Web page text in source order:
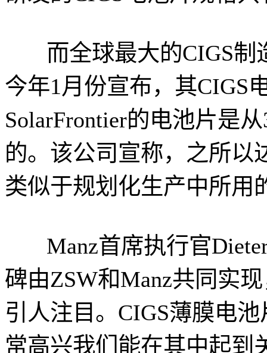
而全球最大的CIGS制
今年1月份宣布，其CIGS
SolarFrontier的电池片是
的。该公司宣称，之所以
类似于规划化生产中所用
Manz首席执行官
碑由ZSW和Manz共同实
引人注目。CIGS薄膜电
常高兴我们能在其中起到